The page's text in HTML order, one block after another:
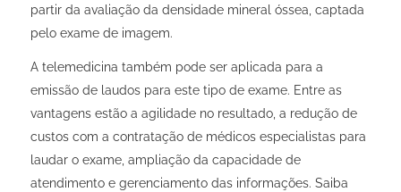
partir da avaliação da densidade mineral óssea, captada
pelo exame de imagem.
A telemedicina também pode ser aplicada para a
emissão de laudos para este tipo de exame. Entre as
vantagens estão a agilidade no resultado, a redução de
custos com a contratação de médicos especialistas para
laudar o exame, ampliação da capacidade de
atendimento e gerenciamento das informações. Saiba